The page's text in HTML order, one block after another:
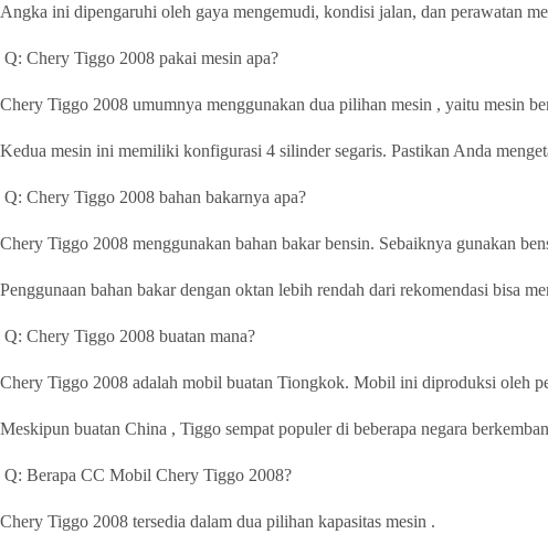
Angka ini dipengaruhi oleh gaya mengemudi, kondisi jalan, dan perawatan
Q: Chery Tiggo 2008 pakai mesin apa?
Chery Tiggo 2008 umumnya menggunakan dua pilihan mesin , yaitu mesin
Kedua mesin ini memiliki konfigurasi 4 silinder segaris. Pastikan Anda
Q: Chery Tiggo 2008 bahan bakarnya apa?
Chery Tiggo 2008 menggunakan bahan bakar bensin. Sebaiknya gunakan
Penggunaan bahan bakar dengan oktan lebih rendah dari rekomendasi bisa
Q: Chery Tiggo 2008 buatan mana?
Chery Tiggo 2008 adalah mobil buatan Tiongkok. Mobil ini diproduksi oleh
Meskipun buatan China , Tiggo sempat populer di beberapa negara
Q: Berapa CC Mobil Chery Tiggo 2008?
Chery Tiggo 2008 tersedia dalam dua pilihan kapasitas mesin .